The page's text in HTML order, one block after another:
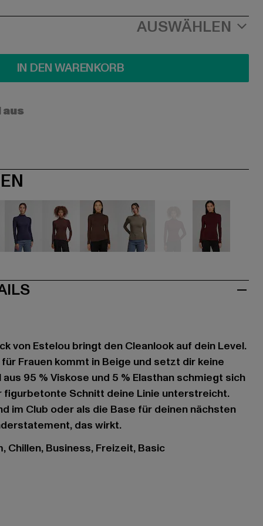
AUSWÄHLEN
IN DEN WARENKORB
von Estelou bringt den Cleanlook auf dein Level.
Frauen kommt in Beige und setzt dir keine
95 % Viskose und 5 % Elasthan schmiegt sich
figurbetonte Schnitt deine Linie unterstreicht.
im Club oder als die Base für deinen nächsten
das wirkt.
Chillen, Business, Freizeit, Basic